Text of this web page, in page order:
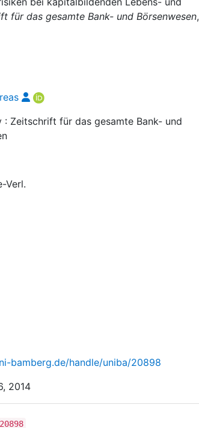
für das gesamte Bank- und Börsenwesen,
: Zeitschrift für das gesamte Bank- und
Verl.
bamberg.de/handle/uniba/20898
2014